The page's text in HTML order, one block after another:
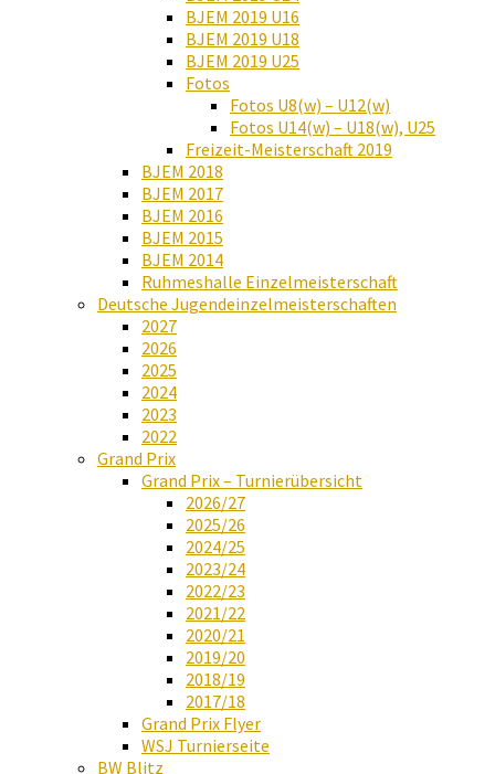
BJEM 2019 U16
BJEM 2019 U18
BJEM 2019 U25
Fotos
Fotos U8(w) – U12(w)
Fotos U14(w) – U18(w), U25
Freizeit-Meisterschaft 2019
BJEM 2018
BJEM 2017
BJEM 2016
BJEM 2015
BJEM 2014
Ruhmeshalle Einzelmeisterschaft
Deutsche Jugendeinzelmeisterschaften
2027
2026
2025
2024
2023
2022
Grand Prix
Grand Prix – Turnierübersicht
2026/27
2025/26
2024/25
2023/24
2022/23
2021/22
2020/21
2019/20
2018/19
2017/18
Grand Prix Flyer
WSJ Turnierseite
BW Blitz